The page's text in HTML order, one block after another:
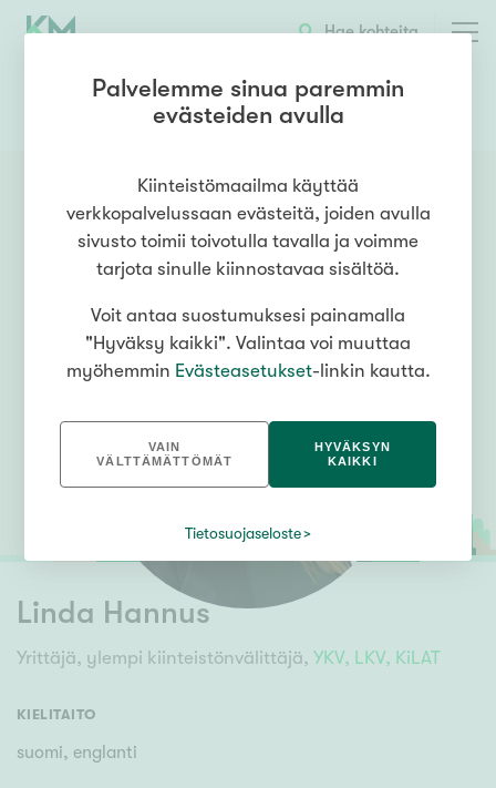
Hae kohteita
0503802588 OTA YHTEYTTÄ
Linda Hannus
Yrittäjä, ylempi kiinteistönvälittäjä, YKV, LKV, KiLAT
KIELITAITO
suomi, englanti
Palvelemme sinua paremmin
evästeiden avulla
Kiinteistömaailma käyttää
verkkopalvelussaan evästeitä, joiden avulla
sivusto toimii toivotulla tavalla ja voimme
tarjota sinulle kiinnostavaa sisältöä.
Voit antaa suostumuksesi painamalla
"Hyväksy kaikki". Valintaa voi muuttaa
myöhemmin Evästeasetukset-linkin kautta.
VAIN
VÄLTTÄMÄTTÖMÄT
HYVÄKSYN
KAIKKI
Tietosuojaseloste